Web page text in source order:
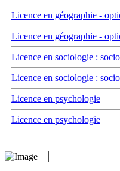
Licence en géographie -
Licence en géographie -
Licence en sociologie :
Licence en sociologie :
Licence en psychologie
Licence en psychologie